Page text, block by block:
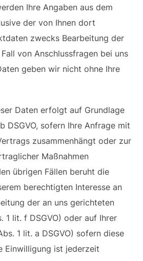
Ihre Angaben aus dem
der von Ihnen dort
zwecks Bearbeitung der
von Anschlussfragen bei uns
geben wir nicht ohne Ihre
Daten erfolgt auf Grundlage
DSGVO, sofern Ihre Anfrage mit
zusammenhängt oder zur
Maßnahmen
übrigen Fällen beruht die
berechtigten Interesse an
der an uns gerichteten
1 lit. f DSGVO) oder auf Ihrer
1 lit. a DSGVO) sofern diese
Einwilligung ist jederzeit